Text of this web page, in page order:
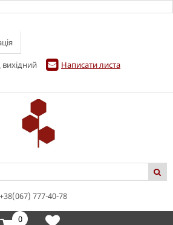
Написати листа
+38(067) 777-40-78
0